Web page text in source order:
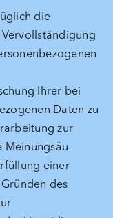
die
Ihrer bei
Daten zu
zur
Meinungsäu-
einer
des